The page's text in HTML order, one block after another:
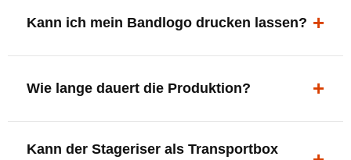
ergonomisch, sicher und gut sichtbar.
Kann ich mein Bandlogo drucken lassen?
deine Bühne, deine Marke.
Wie lange dauert die Produktion?
innerhalb Deutschlands kostenfrei.
Kann der Stageriser als Transportbox